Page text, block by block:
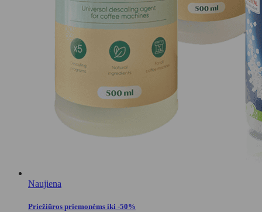
Naujiena
Priežiūros priemonėms iki -50%